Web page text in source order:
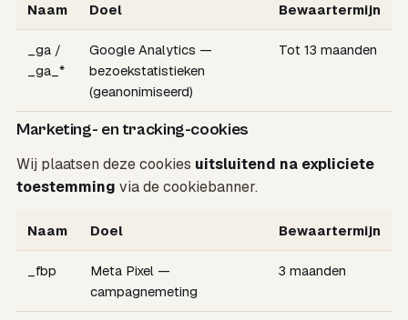
Naam Doel Bewaartermijn
_ga /
_ga_*
Google Analytics —
bezoekstatistieken
(geanonimiseerd)
Tot 13 maanden
Marketing- en tracking-cookies
Wij plaatsen deze cookies uitsluitend na expliciete
toestemming via de cookiebanner.
Naam Doel Bewaartermijn
_fbp
Meta Pixel —
campagnemeting
3 maanden